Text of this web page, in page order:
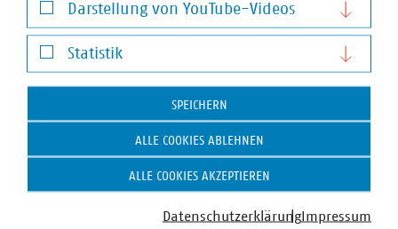
Darstellung von YouTube-Videos
Darstellung von YouTube-Videos
Statistik
Statistik
SPEICHERN
ALLE COOKIES ABLEHNEN
ALLE COOKIES AKZEPTIEREN
DatenschutzerklärungImpressum